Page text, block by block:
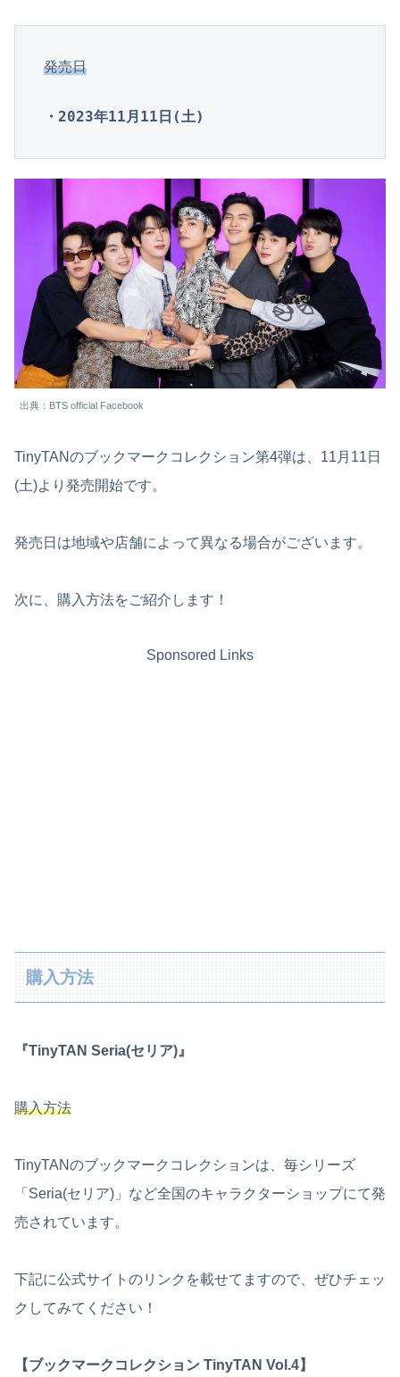
発売日
・2023年11月11日(土)
出典：BTS official Facebook
TinyTANのブックマークコレクション第4弾は、11月11日
(土)より発売開始です。
発売日は地域や店舗によって異なる場合がございます。
次に、購入方法をご紹介します！
Sponsored Links
購入方法
『TinyTAN Seria(セリア)』
購入方法
TinyTANのブックマークコレクションは、毎シリーズ
「Seria(セリア)」など全国のキャラクターショップにて発
売されています。
下記に公式サイトのリンクを載せてますので、ぜひチェッ
クしてみてください！
【ブックマークコレクション TinyTAN Vol.4】